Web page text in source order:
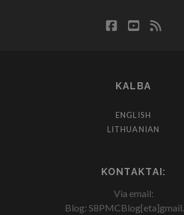
facebook
youtube
rss
KALBA
ENGLISH
LITHUANIAN
KONTAKTAI:
Via email:
Blog: